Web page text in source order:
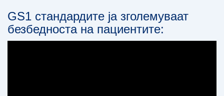
GS1 стандардите ја зголемуваат
безбедноста на пациентите: